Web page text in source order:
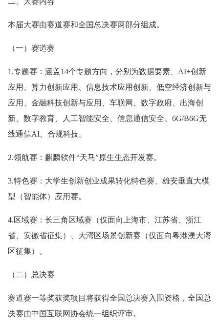
本届大赛由赛道赛和全国总决赛两部分组成。
（一）赛道赛
1.专题赛：涵盖14个专题方向，分别为数据要素、AI+创新
应用、算力创新应用、信息技术应用创新、低空经济创新与
应用、金融科技创新与应用、车联网、数字政府、出海创
新、数字教育、人工智能安全、信息通信安全、6G/B6G无
线通信AI、合规科技。
2.领航赛：麒麟软件“天马”原生生态开发赛。
3.特色赛：大学生创新创业成果转化特色赛、雄安垂直大模
型（智能体）应用赛。
4.区域赛：长三角区域赛（仅面向上海市、江苏省、浙江
省、安徽省征集）、大湾区场景创新赛（仅面向粤港澳大湾
区征集）。
（二）总决赛
赛道赛一等奖获奖项目将获得全国总决赛入围资格，全国总
决赛由中国互联网协会统一组织评审。